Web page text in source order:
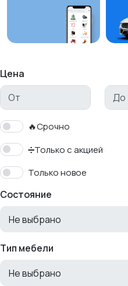
Цена
🔥Срочно
➗Только с акцией
Только новое
Состояние
Не выбрано
Тип мебели
Не выбрано